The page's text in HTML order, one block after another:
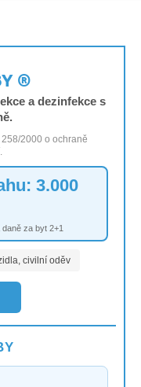
®
a dezinfekce s
2000 o ochraně
3.000
za byt 2+1
civilní oděv